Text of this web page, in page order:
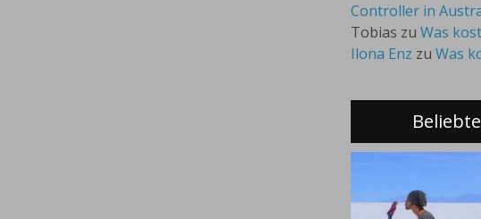
Controller in
Tobias zu Was
Ilona Enz zu Was